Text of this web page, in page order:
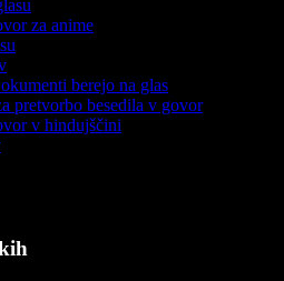
za anime
berejo na glas
pretvorbo besedila v govor
v hindujščini